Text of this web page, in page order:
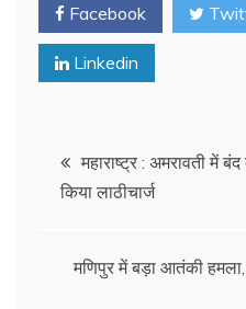
Facebook
Linkedin
Post
navigation
महाराष्ट्र : अमरावती में
किया लाठीचार्ज
मणिपुर में बड़ा आतंकी